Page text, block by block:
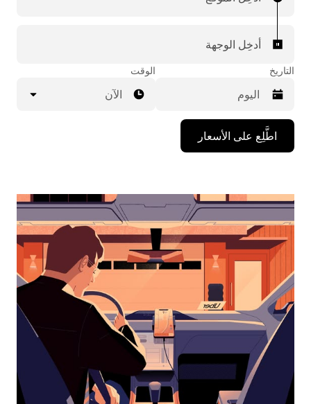
أدخِل الوجهة
التاريخ
اضغط
على
مفتاح
للأسفل
لاستخدام
التقويم
التاريخ.
اضغط
على
زر
الخروج
لإغلاق
التقويم.
الوقت
الآن
اطَّلِع على الأسعار